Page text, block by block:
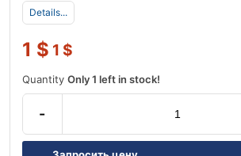
Details...
1 $ 1 $
Quantity Only 1 left in stock!
-